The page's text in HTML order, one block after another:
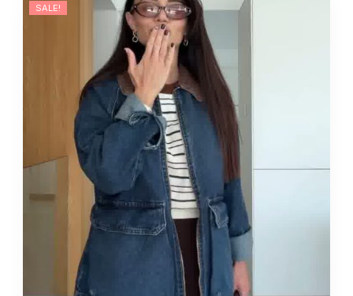
SALE!